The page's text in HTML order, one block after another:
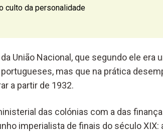
culto da personalidade
União Nacional, que segundo ele era
mas que na prática
a partir de 1932.
das colónias com a das
imperialista de finais do século XIX: